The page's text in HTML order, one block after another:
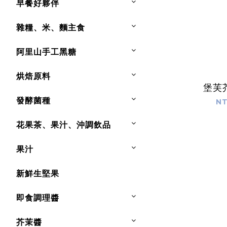
早餐好夥伴
雜糧、米、麵主食
阿里山手工黑糖
烘焙原料
發酵菌種
花果茶、果汁、沖調飲品
果汁
新鮮生堅果
即食調理醬
芥茉醬
堡芙